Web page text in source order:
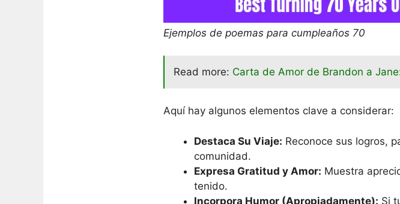
Ejemplos de poemas para cumpleaños 70
Read more: Carta de Amor de Brandon a
Aquí hay algunos elementos clave a considerar:
Destaca Su Viaje: Reconoce sus logros,
comunidad.
Expresa Gratitud y Amor: Muestra
tenido.
Incorpora Humor (Apropiadamente): Si